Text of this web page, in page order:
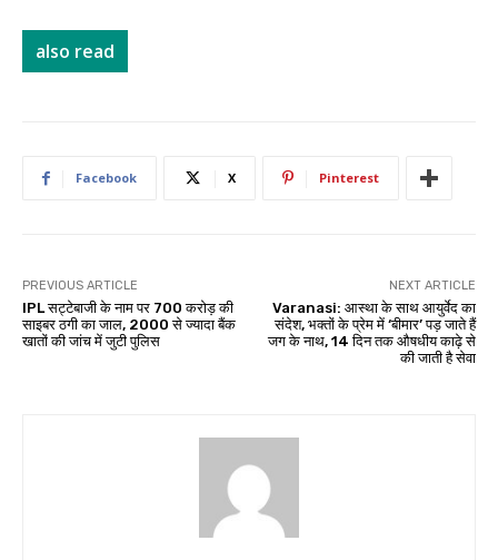
also read
Facebook X Pinterest
PREVIOUS ARTICLE
IPL सट्टेबाजी के नाम पर 700 करोड़ की
साइबर ठगी का जाल, 2000 से ज्यादा बैंक
खातों की जांच में जुटी पुलिस
NEXT ARTICLE
Varanasi: आस्था के साथ आयुर्वेद का
संदेश, भक्तों के प्रेम में ‘बीमार’ पड़ जाते हैं
जग के नाथ, 14 दिन तक औषधीय काढ़े से
की जाती है सेवा